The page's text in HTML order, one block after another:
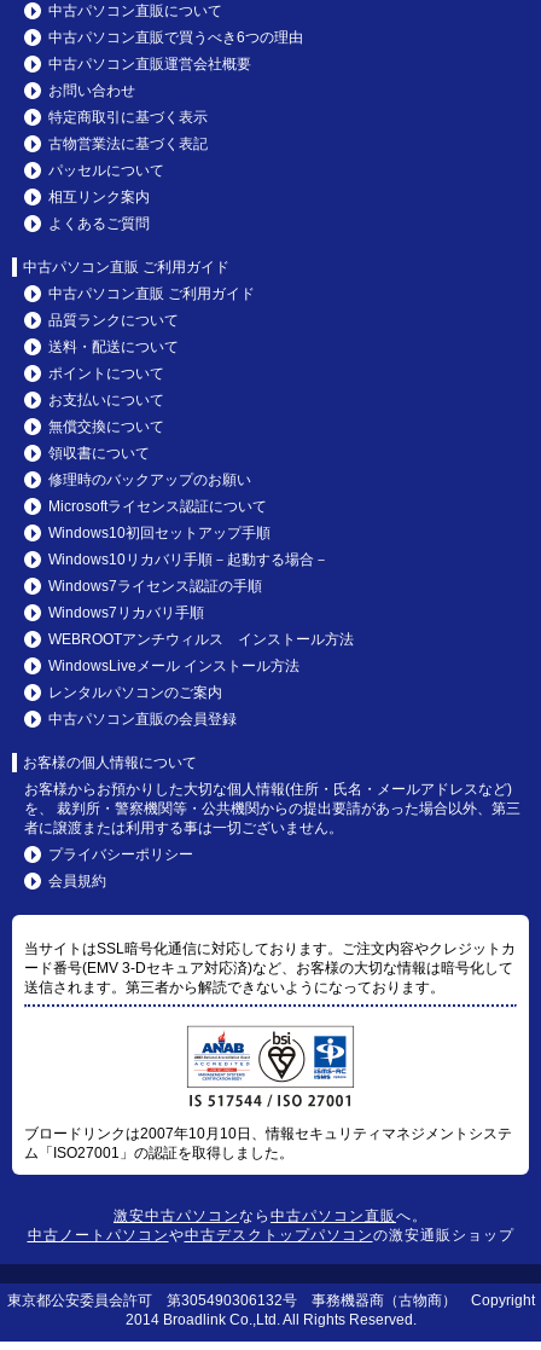
中古パソコン直販について
中古パソコン直販で買うべき6つの理由
中古パソコン直販運営会社概要
お問い合わせ
特定商取引に基づく表示
古物営業法に基づく表記
パッセルについて
相互リンク案内
よくあるご質問
中古パソコン直販 ご利用ガイド
中古パソコン直販 ご利用ガイド
品質ランクについて
送料・配送について
ポイントについて
お支払いについて
無償交換について
領収書について
修理時のバックアップのお願い
Microsoftライセンス認証について
Windows10初回セットアップ手順
Windows10リカバリ手順－起動する場合－
Windows7ライセンス認証の手順
Windows7リカバリ手順
WEBROOTアンチウィルス インストール方法
WindowsLiveメール インストール方法
レンタルパソコンのご案内
中古パソコン直販の会員登録
お客様の個人情報について
お客様からお預かりした大切な個人情報(住所・氏名・メールアドレスなど)
を、 裁判所・警察機関等・公共機関からの提出要請があった場合以外、第三
者に譲渡または利用する事は一切ございません。
プライバシーポリシー
会員規約
当サイトはSSL暗号化通信に対応しております。ご注文内容やクレジットカ
ード番号(EMV 3-Dセキュア対応済)など、お客様の大切な情報は暗号化して
送信されます。第三者から解読できないようになっております。
ブロードリンクは2007年10月10日、情報セキュリティマネジメントシステ
ム「ISO27001」の認証を取得しました。
激安中古パソコンなら 中古パソコン直販へ。
中古ノートパソコンや中古デスクトップパソコンの激安通販ショップ
東京都公安委員会許可 第305490306132号 事務機器商（古物商） Copyright
2014 Broadlink Co.,Ltd. All Rights Reserved.